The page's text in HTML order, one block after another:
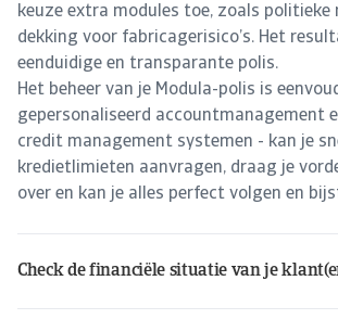
keuze extra modules toe, zoals politieke
dekking voor fabricagerisico’s. Het
eenduidige en transparante polis.
Het beheer van je Modula-polis is
gepersonaliseerd accountmanagement
credit management systemen - kan je
kredietlimieten aanvragen, draag je
over en kan je alles perfect volgen en
Check de financiële situatie van je